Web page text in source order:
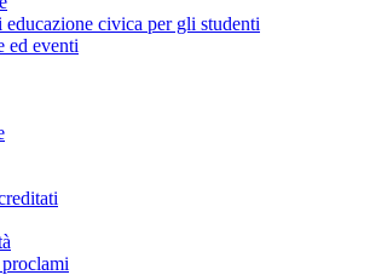
civica per gli studenti
ed eventi